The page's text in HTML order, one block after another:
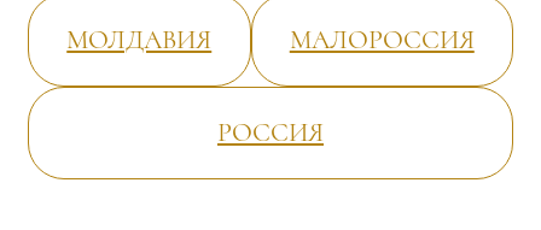
МОЛДАВИЯ МАЛОРОССИЯ
РОССИЯ